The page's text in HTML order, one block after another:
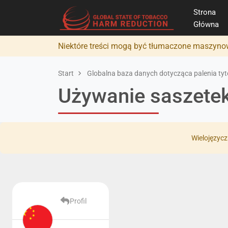
Strona
Główna
Niektóre treści mogą być tłumaczone
Start Globalna baza danych dotycząca palenia
Używanie
Profil